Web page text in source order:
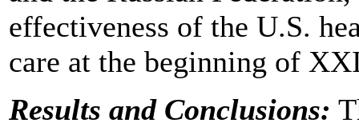
effectiveness of the U.S.
care at the beginning of
Results and Conclusions: